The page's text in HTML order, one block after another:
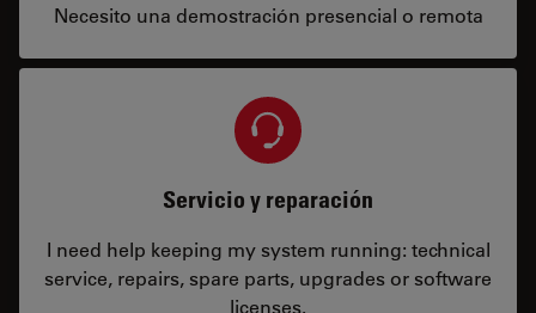
Necesito una demostración presencial o remota
Servicio y reparación
I need help keeping my system running: technical
service, repairs, spare parts, upgrades or software
licenses.